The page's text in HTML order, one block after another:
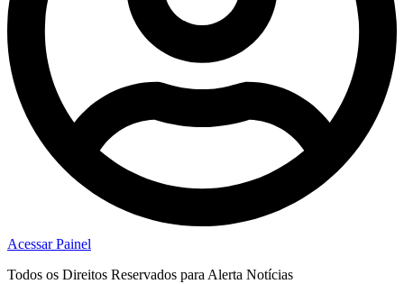
Acessar Painel
Todos os Direitos Reservados para Alerta Notícias